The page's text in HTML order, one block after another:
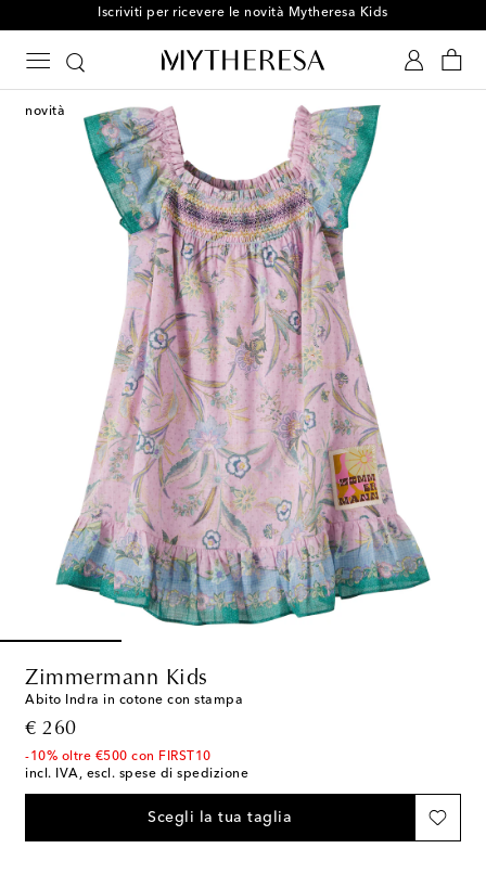
Iscriviti per ricevere le novità Mytheresa Kids
novità
Zimmermann Kids
Abito Indra in cotone con stampa
€ 260
original price
-10% oltre €500 con FIRST10
incl. IVA, escl. spese di spedizione
Scegli la tua taglia